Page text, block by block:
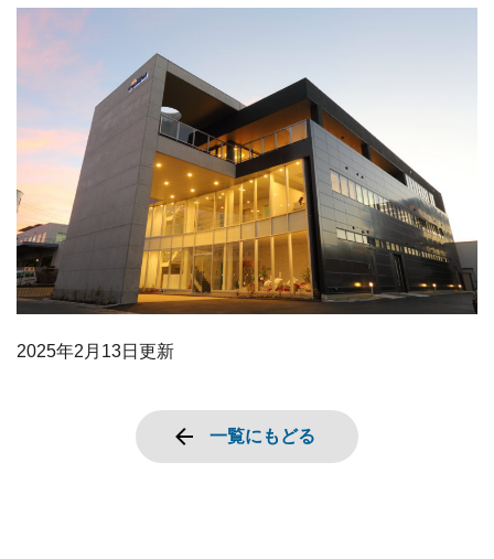
2025年2月13日 更新
一覧にもどる